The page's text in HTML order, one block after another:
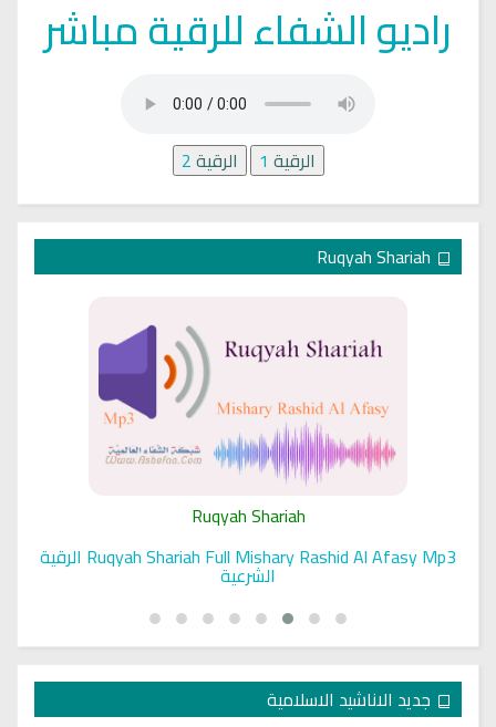
راديو الشفاء للرقية مباشر
الرقية 1 الرقية2
Ruqyah Shariah
Ruqyah Shariah Full Mishary Rashid Al Afasy Mp3 الرقية
الشرعية
جديد الاناشيد الاسلامية